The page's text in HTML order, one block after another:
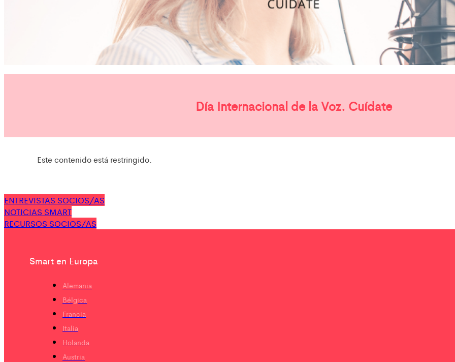
Día Internacional de la Voz. Cuídate
Este contenido está restringido.
ENTREVISTAS SOCIOS/AS
NOTICIAS SMART
RECURSOS SOCIOS/AS
Smart en Europa
Alemania
Bélgica
Francia
Italia
Holanda
Austria